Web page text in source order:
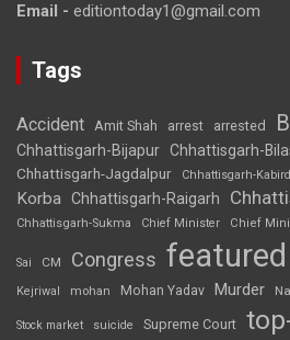
Email - editiontoday1@gmail.com
Tags
Accident Amit Shah arrest arrested
Chhattisgarh-Bijapur Chhattisgarh-
Chhattisgarh-Jagdalpur Chhattisgarh-
Korba Chhattisgarh-Raigarh
Chhattisgarh-Sukma Chief Minister Chief
Sai CM Congress featured
Kejriwal mohan Mohan Yadav Murder
Stock market suicide Supreme Court